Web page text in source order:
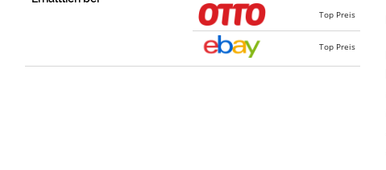
Top Preis
Top Preis